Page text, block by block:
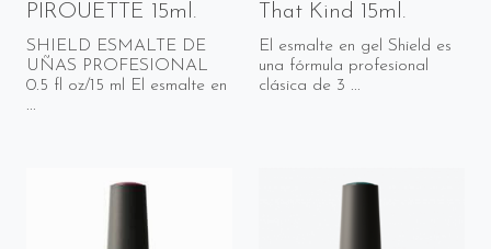
PIROUETTE 15ml.
SHIELD ESMALTE DE
UÑAS PROFESIONAL
0.5 fl oz/15 ml El esmalte en
...
That Kind 15ml.
El esmalte en gel Shield es
una fórmula profesional
clásica de 3 ...